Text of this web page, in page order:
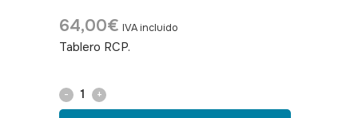
64,00€ IVA incluido
Tablero RCP.
Tabla